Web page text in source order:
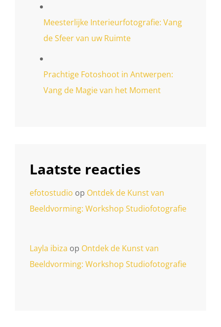
Meesterlijke Interieurfotografie: Vang
de Sfeer van uw Ruimte
Prachtige Fotoshoot in Antwerpen:
Vang de Magie van het Moment
Laatste reacties
efotostudio op Ontdek de Kunst van
Beeldvorming: Workshop Studiofotografie
Layla ibiza op Ontdek de Kunst van
Beeldvorming: Workshop Studiofotografie